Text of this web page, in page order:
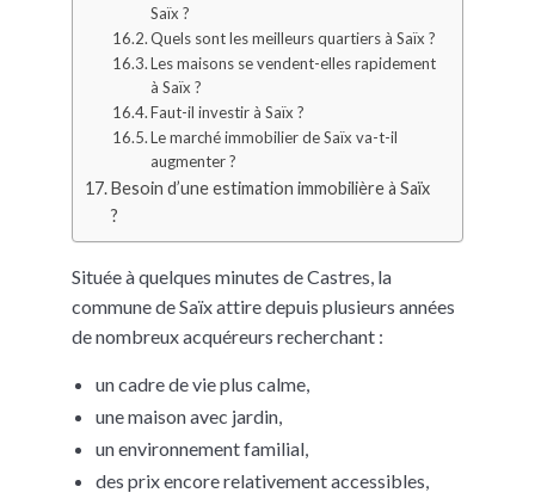
Saïx ?
Quels sont les meilleurs quartiers à Saïx ?
Les maisons se vendent-elles rapidement
à Saïx ?
Faut-il investir à Saïx ?
Le marché immobilier de Saïx va-t-il
augmenter ?
Besoin d’une estimation immobilière à Saïx
?
Située à quelques minutes de Castres, la
commune de Saïx attire depuis plusieurs années
de nombreux acquéreurs recherchant :
un cadre de vie plus calme,
une maison avec jardin,
un environnement familial,
des prix encore relativement accessibles,